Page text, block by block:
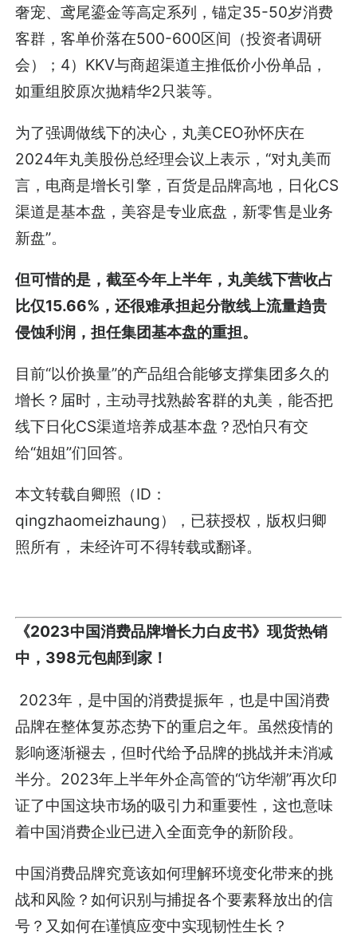
奢宠、鸢尾鎏金等高定系列，锚定35-50岁消费
客群，客单价落在500-600区间（投资者调研
会）；4）KKV与商超渠道主推低价小份单品，
如重组胶原次抛精华2只装等。
为了强调做线下的决心，丸美CEO孙怀庆在
2024年丸美股份总经理会议上表示，“对丸美而
言，电商是增长引擎，百货是品牌高地，日化CS
渠道是基本盘，美容是专业底盘，新零售是业务
新盘”。
但可惜的是，截至今年上半年，丸美线下营收占
比仅15.66%，还很难承担起分散线上流量趋贵
侵蚀利润，担任集团基本盘的重担。
目前“以价换量”的产品组合能够支撑集团多久的
增长？届时，主动寻找熟龄客群的丸美，能否把
线下日化CS渠道培养成基本盘？恐怕只有交
给“姐姐”们回答。
本文转载自卿照（ID：
qingzhaomeizhaung），已获授权，版权归卿
照所有， 未经许可不得转载或翻译。
《2023中国消费品牌增长力白皮书》现货热销
中，398元包邮到家！
2023年，是中国的消费提振年，也是中国消费
品牌在整体复苏态势下的重启之年。虽然疫情的
影响逐渐褪去，但时代给予品牌的挑战并未消减
半分。2023年上半年外企高管的“访华潮”再次印
证了中国这块市场的吸引力和重要性，这也意味
着中国消费企业已进入全面竞争的新阶段。
中国消费品牌究竟该如何理解环境变化带来的挑
战和风险？如何识别与捕捉各个要素释放出的信
号？又如何在谨慎应变中实现韧性生长？